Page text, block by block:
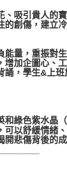
吸引貴人的
的創傷，建立
能量，重振對
增加企圖心、
，學生&上班
綠色紫水晶
以舒緩情緒
悲傷背後的